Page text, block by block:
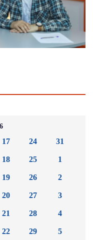
17
18
19
20
21
22
24
25
26
27
28
29
31
1
2
3
4
5